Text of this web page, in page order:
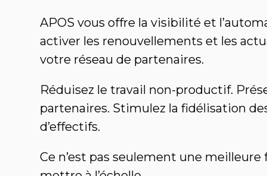
APOS vous offre la visibilité et
activer les renouvellements et les
votre réseau de partenaires.
Réduisez le travail non-productif.
partenaires. Stimulez la fidélisation
d’effectifs.
Ce n’est pas seulement une meilleure